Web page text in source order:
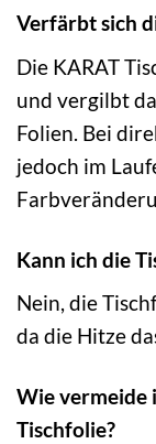
Verfärbt sich
Die KARAT
und vergilbt
Folien. Bei
jedoch im
Kann ich die
Nein, die
da die Hitze
Wie vermeide
Tischfolie?